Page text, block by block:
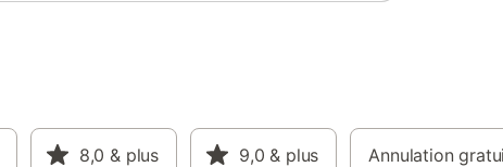
8,0 & plus 9,0 & plus Annulation